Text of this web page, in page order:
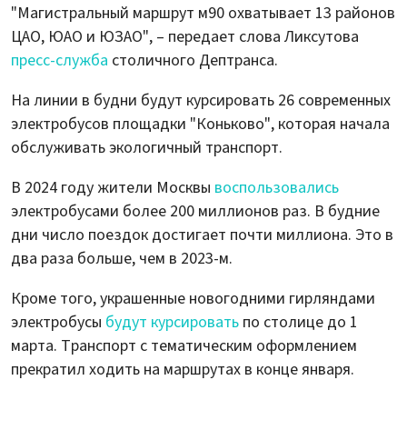
"Магистральный маршрут м90 охватывает 13 районов
ЦАО, ЮАО и ЮЗАО", – передает слова Ликсутова
пресс-служба столичного Дептранса.
На линии в будни будут курсировать 26 современных
электробусов площадки "Коньково", которая начала
обслуживать экологичный транспорт.
В 2024 году жители Москвы воспользовались
электробусами более 200 миллионов раз. В будние
дни число поездок достигает почти миллиона. Это в
два раза больше, чем в 2023-м.
Кроме того, украшенные новогодними гирляндами
электробусы будут курсировать по столице до 1
марта. Транспорт с тематическим оформлением
прекратил ходить на маршрутах в конце января.